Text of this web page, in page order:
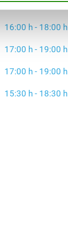
17:00 h - 20:00 h
16:00 h - 18:00 h
17:00 h - 19:00 h
17:00 h - 19:00 h
15:30 h - 18:30 h